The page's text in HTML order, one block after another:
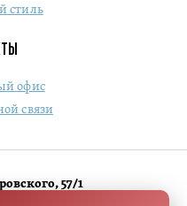
стиль
офис
связи
57/1